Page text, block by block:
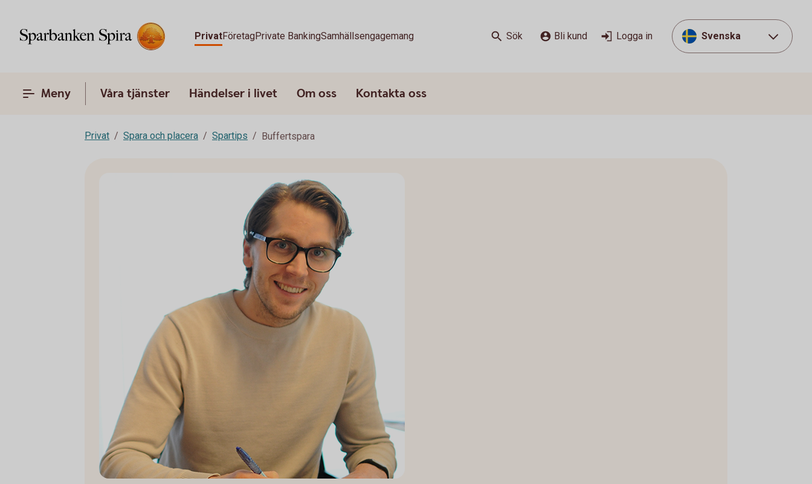
PrivatFöretagPrivate BankingSamhällsengagemang Sök Bli kund Logga in Svenska
Meny Våra tjänster Händelser i livet Om oss Kontakta oss
Privat Spara och placera Spartips Buffertspara